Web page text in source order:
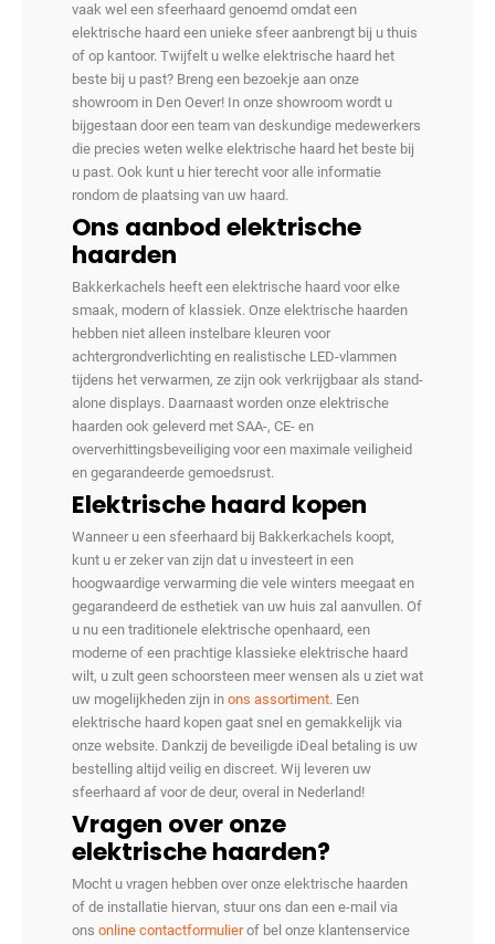
vaak wel een sfeerhaard genoemd omdat een
elektrische haard een unieke sfeer aanbrengt bij u thuis
of op kantoor. Twijfelt u welke elektrische haard het
beste bij u past? Breng een bezoekje aan onze
showroom in Den Oever! In onze showroom wordt u
bijgestaan door een team van deskundige medewerkers
die precies weten welke elektrische haard het beste bij
u past. Ook kunt u hier terecht voor alle informatie
rondom de plaatsing van uw haard.
Ons aanbod elektrische
haarden
Bakkerkachels heeft een elektrische haard voor elke
smaak, modern of klassiek. Onze elektrische haarden
hebben niet alleen instelbare kleuren voor
achtergrondverlichting en realistische LED-vlammen
tijdens het verwarmen, ze zijn ook verkrijgbaar als stand-
alone displays. Daarnaast worden onze elektrische
haarden ook geleverd met SAA-, CE- en
oververhittingsbeveiliging voor een maximale veiligheid
en gegarandeerde gemoedsrust.
Elektrische haard kopen
Wanneer u een sfeerhaard bij Bakkerkachels koopt,
kunt u er zeker van zijn dat u investeert in een
hoogwaardige verwarming die vele winters meegaat en
gegarandeerd de esthetiek van uw huis zal aanvullen. Of
u nu een traditionele elektrische openhaard, een
moderne of een prachtige klassieke elektrische haard
wilt, u zult geen schoorsteen meer wensen als u ziet wat
uw mogelijkheden zijn in ons assortiment. Een
elektrische haard kopen gaat snel en gemakkelijk via
onze website. Dankzij de beveiligde iDeal betaling is uw
bestelling altijd veilig en discreet. Wij leveren uw
sfeerhaard af voor de deur, overal in Nederland!
Vragen over onze
elektrische haarden?
Mocht u vragen hebben over onze elektrische haarden
of de installatie hiervan, stuur ons dan een e-mail via
ons online contactformulierof bel onze klantenservice